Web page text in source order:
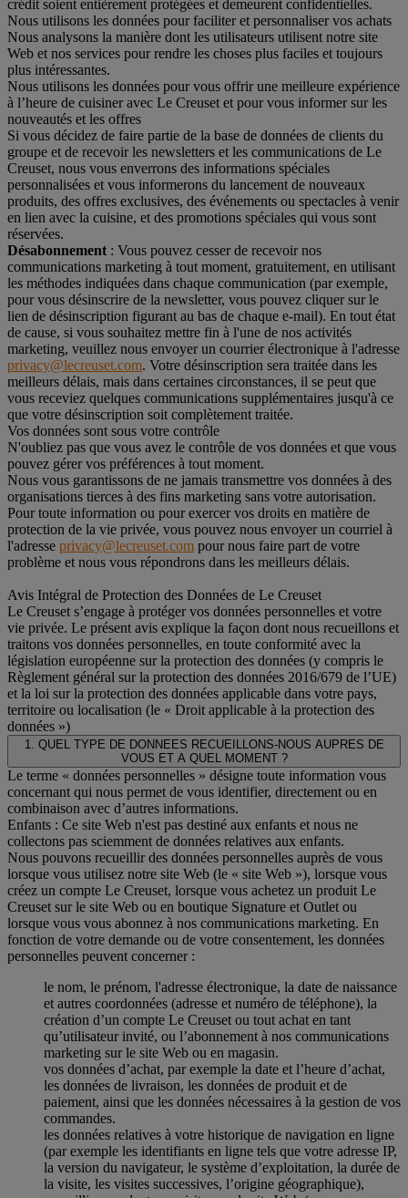
crédit soient entièrement protégées et demeurent confidentielles.
Nous utilisons les données pour faciliter et personnaliser vos achats
Nous analysons la manière dont les utilisateurs utilisent notre site
Web et nos services pour rendre les choses plus faciles et toujours
plus intéressantes.
Nous utilisons les données pour vous offrir une meilleure expérience
à l’heure de cuisiner avec Le Creuset et pour vous informer sur les
nouveautés et les offres
Si vous décidez de faire partie de la base de données de clients du
groupe et de recevoir les newsletters et les communications de Le
Creuset, nous vous enverrons des informations spéciales
personnalisées et vous informerons du lancement de nouveaux
produits, des offres exclusives, des événements ou spectacles à venir
en lien avec la cuisine, et des promotions spéciales qui vous sont
réservées.
Désabonnement : Vous pouvez cesser de recevoir nos
communications marketing à tout moment, gratuitement, en utilisant
les méthodes indiquées dans chaque communication (par exemple,
pour vous désinscrire de la newsletter, vous pouvez cliquer sur le
lien de désinscription figurant au bas de chaque e-mail). En tout état
de cause, si vous souhaitez mettre fin à l'une de nos activités
marketing, veuillez nous envoyer un courrier électronique à l'adresse
privacy@lecreuset.com. Votre désinscription sera traitée dans les
meilleurs délais, mais dans certaines circonstances, il se peut que
vous receviez quelques communications supplémentaires jusqu'à ce
que votre désinscription soit complètement traitée.
Vos données sont sous votre contrôle
N'oubliez pas que vous avez le contrôle de vos données et que vous
pouvez gérer vos préférences à tout moment.
Nous vous garantissons de ne jamais transmettre vos données à des
organisations tierces à des fins marketing sans votre autorisation.
Pour toute information ou pour exercer vos droits en matière de
protection de la vie privée, vous pouvez nous envoyer un courriel à
l'adresse privacy@lecreuset.com pour nous faire part de votre
problème et nous vous répondrons dans les meilleurs délais.
Avis Intégral de Protection des Données de Le Creuset
Le Creuset s’engage à protéger vos données personnelles et votre
vie privée. Le présent avis explique la façon dont nous recueillons et
traitons vos données personnelles, en toute conformité avec la
législation européenne sur la protection des données (y compris le
Règlement général sur la protection des données 2016/679 de l’UE)
et la loi sur la protection des données applicable dans votre pays,
territoire ou localisation (le « Droit applicable à la protection des
données »)
1. QUEL TYPE DE DONNEES RECUEILLONS-NOUS AUPRES DE
VOUS ET A QUEL MOMENT ?
Le terme « données personnelles » désigne toute information vous
concernant qui nous permet de vous identifier, directement ou en
combinaison avec d’autres informations.
Enfants : Ce site Web n'est pas destiné aux enfants et nous ne
collectons pas sciemment de données relatives aux enfants.
Nous pouvons recueillir des données personnelles auprès de vous
lorsque vous utilisez notre site Web (le « site Web »), lorsque vous
créez un compte Le Creuset, lorsque vous achetez un produit Le
Creuset sur le site Web ou en boutique Signature et Outlet ou
lorsque vous vous abonnez à nos communications marketing. En
fonction de votre demande ou de votre consentement, les données
personnelles peuvent concerner :
le nom, le prénom, l'adresse électronique, la date de naissance
et autres coordonnées (adresse et numéro de téléphone), la
création d’un compte Le Creuset ou tout achat en tant
qu’utilisateur invité, ou l’abonnement à nos communications
marketing sur le site Web ou en magasin.
vos données d’achat, par exemple la date et l’heure d’achat,
les données de livraison, les données de produit et de
paiement, ainsi que les données nécessaires à la gestion de vos
commandes.
les données relatives à votre historique de navigation en ligne
(par exemple les identifiants en ligne tels que votre adresse IP,
la version du navigateur, le système d’exploitation, la durée de
la visite, les visites successives, l’origine géographique),